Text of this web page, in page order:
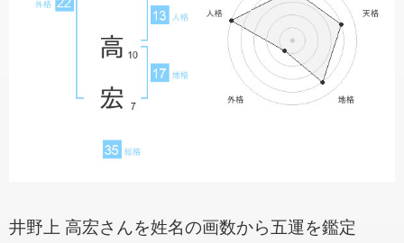
井野上 高宏さんを姓名の画数から五運を鑑定